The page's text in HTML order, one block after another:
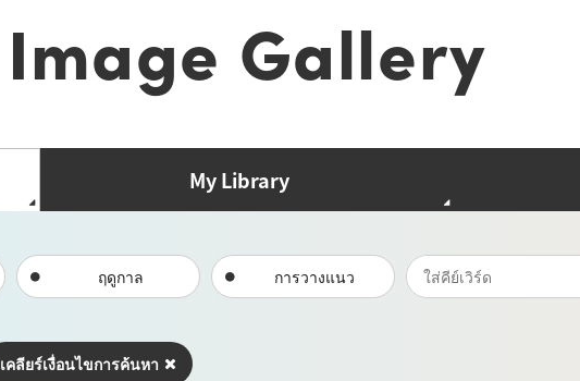
Image Gallery
My Library
ฤดูกาล การวางแนว
เคลียร์เงื่อนไขการค้นหา